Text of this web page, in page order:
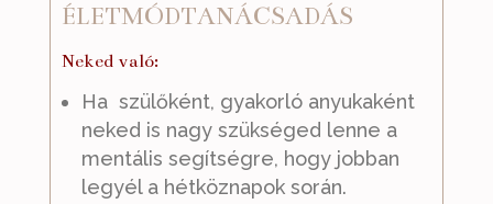
ÉLETMÓDTANÁCSADÁS
Neked való:
Ha szülőként, gyakorló anyukaként
neked is nagy szükséged lenne a
mentális segítségre, hogy jobban
legyél a hétköznapok során.